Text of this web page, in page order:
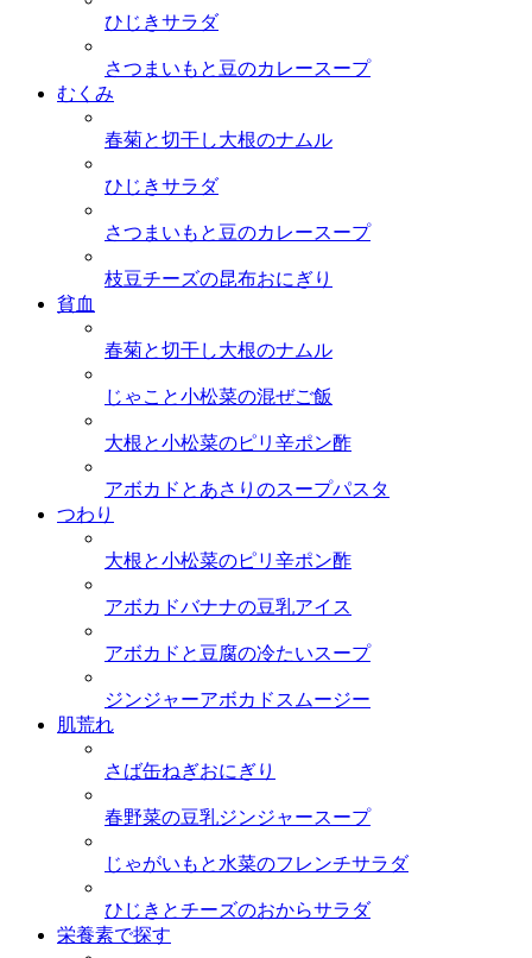
ひじきサラダ
さつまいもと豆のカレースープ
むくみ
春菊と切干し大根のナムル
ひじきサラダ
さつまいもと豆のカレースープ
枝豆チーズの昆布おにぎり
貧血
春菊と切干し大根のナムル
じゃこと小松菜の混ぜご飯
大根と小松菜のピリ辛ポン酢
アボカドとあさりのスープパスタ
つわり
大根と小松菜のピリ辛ポン酢
アボカドバナナの豆乳アイス
アボカドと豆腐の冷たいスープ
ジンジャーアボカドスムージー
肌荒れ
さば缶ねぎおにぎり
春野菜の豆乳ジンジャースープ
じゃがいもと水菜のフレンチサラダ
ひじきとチーズのおからサラダ
栄養素で探す